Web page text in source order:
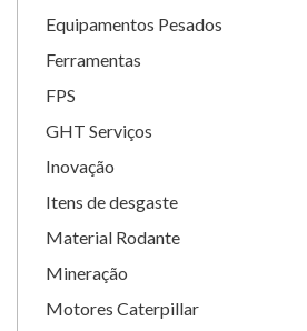
Equipamentos Pesados
Ferramentas
FPS
GHT Serviços
Inovação
Itens de desgaste
Material Rodante
Mineração
Motores Caterpillar